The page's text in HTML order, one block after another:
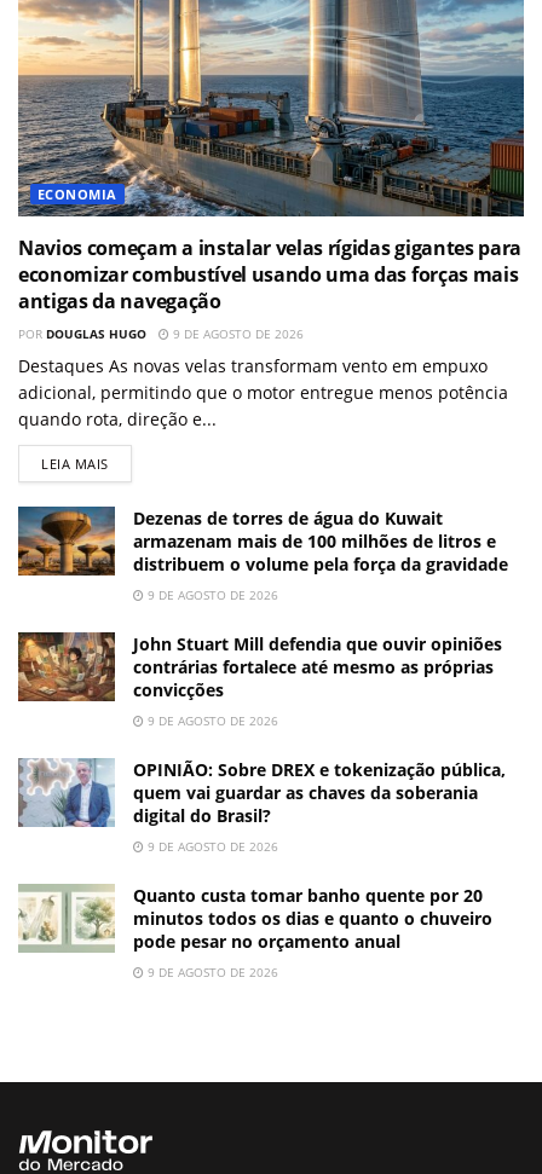
ECONOMIA
Navios começam a instalar velas rígidas gigantes para
economizar combustível usando uma das forças mais
antigas da navegação
POR DOUGLAS HUGO 9 DE AGOSTO DE 2026
Destaques As novas velas transformam vento em empuxo
adicional, permitindo que o motor entregue menos potência
quando rota, direção e...
LEIA MAIS
Dezenas de torres de água do Kuwait
armazenam mais de 100 milhões de litros e
distribuem o volume pela força da gravidade
9 DE AGOSTO DE 2026
John Stuart Mill defendia que ouvir opiniões
contrárias fortalece até mesmo as próprias
convicções
9 DE AGOSTO DE 2026
OPINIÃO: Sobre DREX e tokenização pública,
quem vai guardar as chaves da soberania
digital do Brasil?
9 DE AGOSTO DE 2026
Quanto custa tomar banho quente por 20
minutos todos os dias e quanto o chuveiro
pode pesar no orçamento anual
9 DE AGOSTO DE 2026